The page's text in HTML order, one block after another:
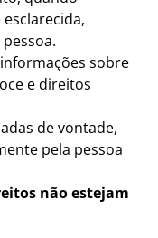
sobre
e direitos
de vontade,
pela pessoa
não estejam